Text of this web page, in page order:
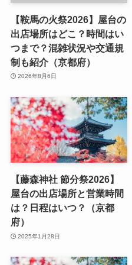
【鞍馬の火祭2026】屋台の
出店場所はどこ？時間はい
つまで？混雑状況や交通規
制も紹介（京都府）
2026年8月6日
【藤森神社 節分祭2026】
屋台の出店場所と営業時間
は？日程はいつ？（京都
府）
2025年1月28日